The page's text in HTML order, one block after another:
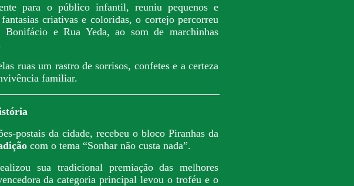
para o público infantil, reuniu pequenos e
criativas e coloridas, o cortejo percorreu
e Rua Yeda, ao som de marchinhas
ruas um rastro de sorrisos, confetes e a certeza
familiar.
postais da cidade, recebeu o bloco Piranhas da
com o tema “Sonhar não custa nada”.
sua tradicional premiação das melhores
da categoria principal levou o troféu e o